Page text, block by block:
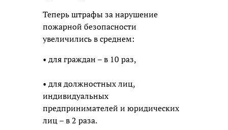
Теперь штрафы за нарушение
пожарной безопасности
увеличились в среднем:
• для граждан – в 10 раз,
• для должностных лиц,
индивидуальных
предпринимателей и юридических
лиц – в 2 раза.